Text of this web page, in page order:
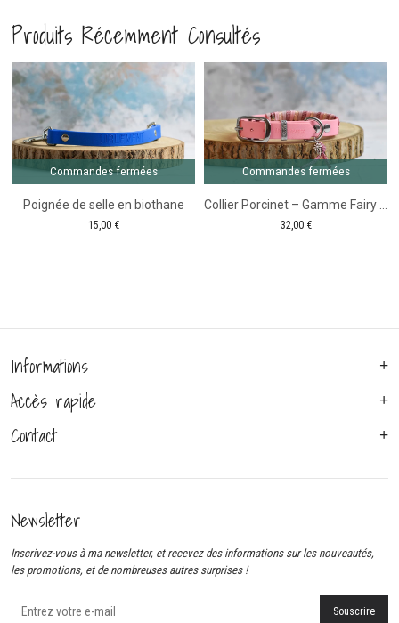
en
Bleu
foncé
-
1m65
Produits Récemment Consultés
Commandes fermées
Poignée de selle en biothane
15,00 €
Commandes fermées
32,00 €
Informations
Accès rapide
Contact
Newsletter
Inscrivez-vous à ma newsletter, et recevez des informations sur les nouveautés,
les promotions, et de nombreuses autres surprises !